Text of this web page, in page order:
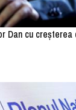
Dan cu creşterea